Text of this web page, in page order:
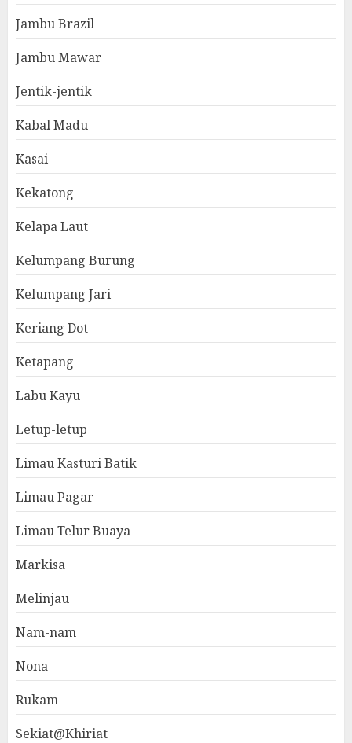
Jambu Brazil
Jambu Mawar
Jentik-jentik
Kabal Madu
Kasai
Kekatong
Kelapa Laut
Kelumpang Burung
Kelumpang Jari
Keriang Dot
Ketapang
Labu Kayu
Letup-letup
Limau Kasturi Batik
Limau Pagar
Limau Telur Buaya
Markisa
Melinjau
Nam-nam
Nona
Rukam
Sekiat@Khiriat